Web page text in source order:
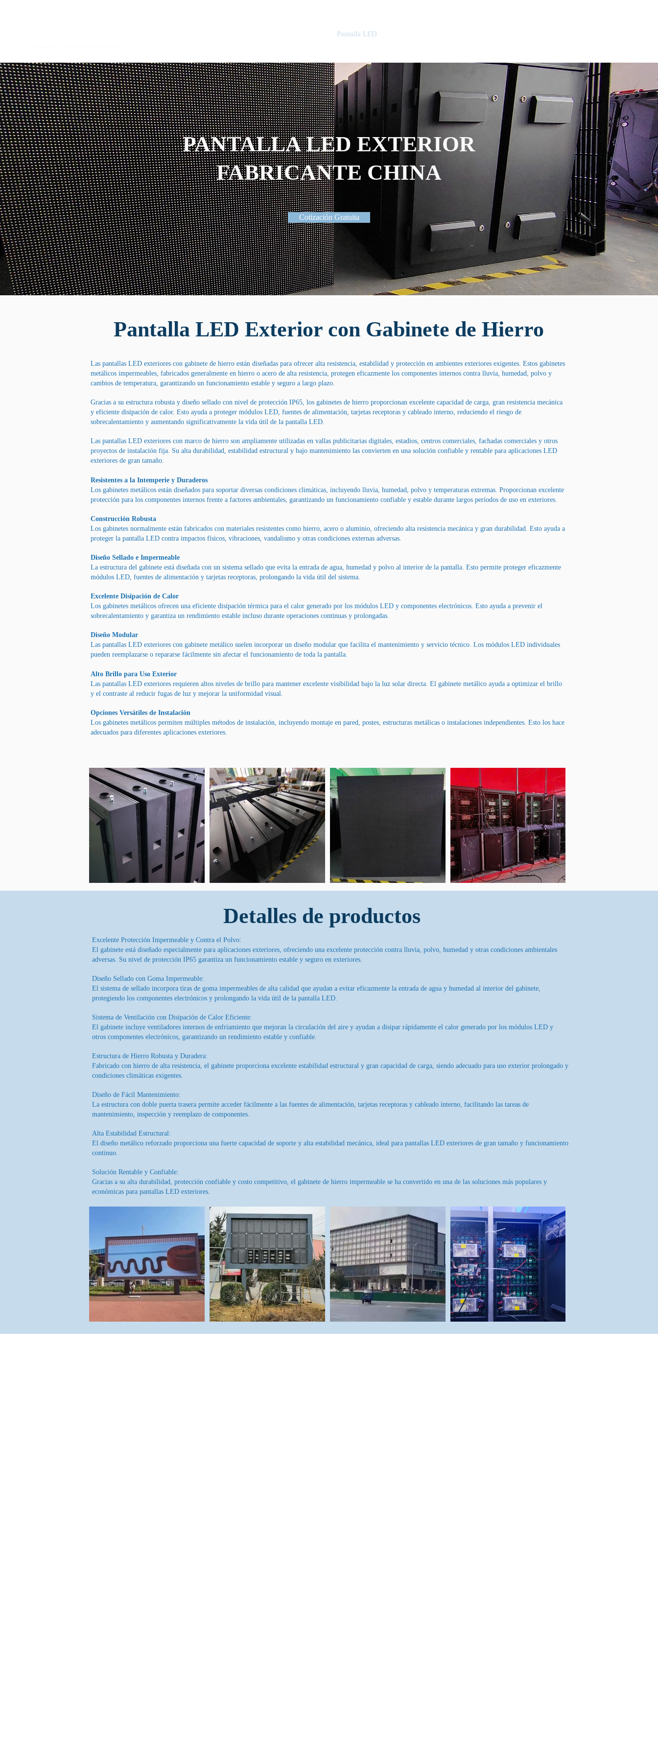
Pantalla LED
PANTALLA LED EXTERIOR
FABRICANTE CHINA
Cotización Gratuita
Pantalla LED Exterior con Gabinete de Hierro
Las pantallas LED exteriores con gabinete de hierro están diseñadas para ofrecer alta resistencia, estabilidad y protección en ambientes exteriores exigentes. Estos gabinetes
metálicos impermeables, fabricados generalmente en hierro o acero de alta resistencia, protegen eficazmente los componentes internos contra lluvia, humedad, polvo y
cambios de temperatura, garantizando un funcionamiento estable y seguro a largo plazo.
Gracias a su estructura robusta y diseño sellado con nivel de protección IP65, los gabinetes de hierro proporcionan excelente capacidad de carga, gran resistencia mecánica
y eficiente disipación de calor. Esto ayuda a proteger módulos LED, fuentes de alimentación, tarjetas receptoras y cableado interno, reduciendo el riesgo de
sobrecalentamiento y aumentando significativamente la vida útil de la pantalla LED.
Las pantallas LED exteriores con marco de hierro son ampliamente utilizadas en vallas publicitarias digitales, estadios, centros comerciales, fachadas comerciales y otros
proyectos de instalación fija. Su alta durabilidad, estabilidad estructural y bajo mantenimiento las convierten en una solución confiable y rentable para aplicaciones LED
exteriores de gran tamaño.
Resistentes a la Intemperie y Duraderos
Los gabinetes metálicos están diseñados para soportar diversas condiciones climáticas, incluyendo lluvia, humedad, polvo y temperaturas extremas. Proporcionan excelente
protección para los componentes internos frente a factores ambientales, garantizando un funcionamiento confiable y estable durante largos períodos de uso en exteriores.
Construcción Robusta
Los gabinetes normalmente están fabricados con materiales resistentes como hierro, acero o aluminio, ofreciendo alta resistencia mecánica y gran durabilidad. Esto ayuda a
proteger la pantalla LED contra impactos físicos, vibraciones, vandalismo y otras condiciones externas adversas.
Diseño Sellado e Impermeable
La estructura del gabinete está diseñada con un sistema sellado que evita la entrada de agua, humedad y polvo al interior de la pantalla. Esto permite proteger eficazmente
módulos LED, fuentes de alimentación y tarjetas receptoras, prolongando la vida útil del sistema.
Excelente Disipación de Calor
Los gabinetes metálicos ofrecen una eficiente disipación térmica para el calor generado por los módulos LED y componentes electrónicos. Esto ayuda a prevenir el
sobrecalentamiento y garantiza un rendimiento estable incluso durante operaciones continuas y prolongadas.
Diseño Modular
Las pantallas LED exteriores con gabinete metálico suelen incorporar un diseño modular que facilita el mantenimiento y servicio técnico. Los módulos LED individuales
pueden reemplazarse o repararse fácilmente sin afectar el funcionamiento de toda la pantalla.
Alto Brillo para Uso Exterior
Las pantallas LED exteriores requieren altos niveles de brillo para mantener excelente visibilidad bajo la luz solar directa. El gabinete metálico ayuda a optimizar el brillo
y el contraste al reducir fugas de luz y mejorar la uniformidad visual.
Opciones Versátiles de Instalación
Los gabinetes metálicos permiten múltiples métodos de instalación, incluyendo montaje en pared, postes, estructuras metálicas o instalaciones independientes. Esto los hace
adecuados para diferentes aplicaciones exteriores.
Detalles de productos
Excelente Protección Impermeable y Contra el Polvo:
El gabinete está diseñado especialmente para aplicaciones exteriores, ofreciendo una excelente protección contra lluvia, polvo, humedad y otras condiciones ambientales
adversas. Su nivel de protección IP65 garantiza un funcionamiento estable y seguro en exteriores.
Diseño Sellado con Goma Impermeable:
El sistema de sellado incorpora tiras de goma impermeables de alta calidad que ayudan a evitar eficazmente la entrada de agua y humedad al interior del gabinete,
protegiendo los componentes electrónicos y prolongando la vida útil de la pantalla LED.
Sistema de Ventilación con Disipación de Calor Eficiente:
El gabinete incluye ventiladores internos de enfriamiento que mejoran la circulación del aire y ayudan a disipar rápidamente el calor generado por los módulos LED y
otros componentes electrónicos, garantizando un rendimiento estable y confiable.
Estructura de Hierro Robusta y Duradera:
Fabricado con hierro de alta resistencia, el gabinete proporciona excelente estabilidad estructural y gran capacidad de carga, siendo adecuado para uso exterior prolongado y
condiciones climáticas exigentes.
Diseño de Fácil Mantenimiento:
La estructura con doble puerta trasera permite acceder fácilmente a las fuentes de alimentación, tarjetas receptoras y cableado interno, facilitando las tareas de
mantenimiento, inspección y reemplazo de componentes.
Alta Estabilidad Estructural:
El diseño metálico reforzado proporciona una fuerte capacidad de soporte y alta estabilidad mecánica, ideal para pantallas LED exteriores de gran tamaño y funcionamiento
continuo.
Solución Rentable y Confiable:
Gracias a su alta durabilidad, protección confiable y costo competitivo, el gabinete de hierro impermeable se ha convertido en una de las soluciones más populares y
económicas para pantallas LED exteriores.